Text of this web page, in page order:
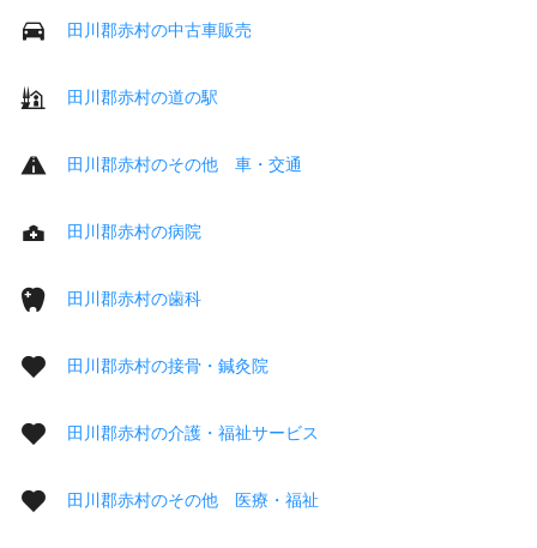
田川郡赤村の中古車販売
田川郡赤村の道の駅
田川郡赤村のその他 車・交通
田川郡赤村の病院
田川郡赤村の歯科
田川郡赤村の接骨・鍼灸院
田川郡赤村の介護・福祉サービス
田川郡赤村のその他 医療・福祉